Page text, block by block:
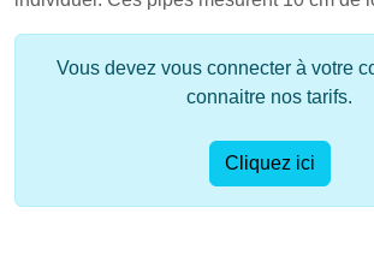
Vous devez vous connecter à votre
connaitre nos tarifs.
Cliquez ici